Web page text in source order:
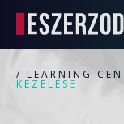
/ LEARNING
KEZELÉSE